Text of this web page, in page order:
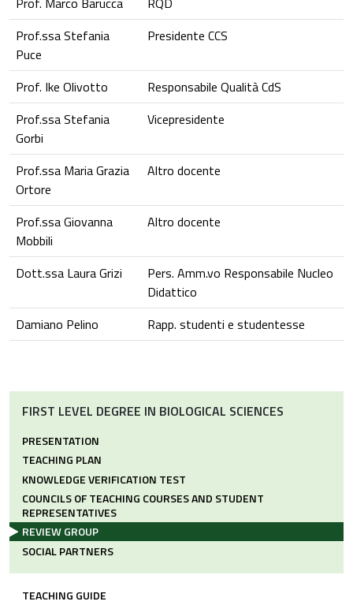
Prof.ssa Stefania
Puce
Presidente CCS
Prof. Ike Olivotto
Responsabile Qualità CdS
Prof.ssa Stefania
Gorbi
Vicepresidente
Prof.ssa Maria Grazia
Ortore
Altro docente
Prof.ssa Giovanna
Mobbili
Altro docente
Dott.ssa Laura Grizi
Pers. Amm.vo Responsabile Nucleo
Didattico
Damiano Pelino
Rapp. studenti e studentesse
FIRST LEVEL DEGREE IN BIOLOGICAL SCIENCES
PRESENTATION
TEACHING PLAN
KNOWLEDGE VERIFICATION TEST
COUNCILS OF TEACHING COURSES AND STUDENT
REPRESENTATIVES
REVIEW GROUP
SOCIAL PARTNERS
LINK COMUNI CDL
TEACHING GUIDE